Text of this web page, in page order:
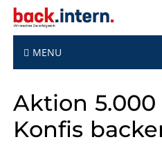
MENU
Aktion 5.000
Konfis